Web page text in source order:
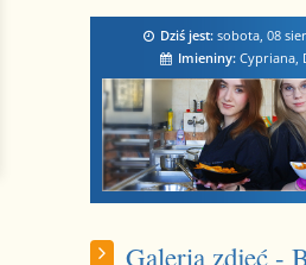
Dziś jest: sobota, 08
Imieniny: Cypriana,
Galeria zdjęć -